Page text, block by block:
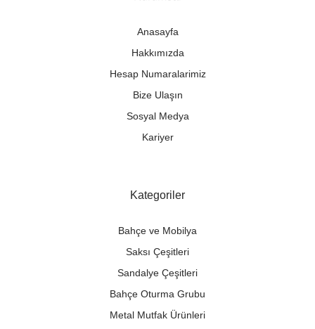
Anasayfa
Hakkımızda
Hesap Numaralarimiz
Bize Ulaşın
Sosyal Medya
Kariyer
Kategoriler
Bahçe ve Mobilya
Saksı Çeşitleri
Sandalye Çeşitleri
Bahçe Oturma Grubu
Metal Mutfak Ürünleri